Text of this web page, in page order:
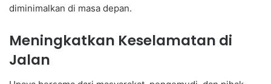
diminimalkan di masa depan.
Meningkatkan Keselamatan di
Jalan